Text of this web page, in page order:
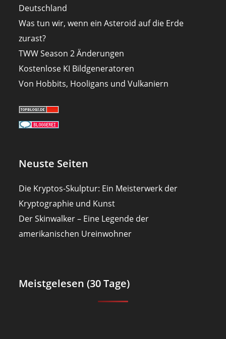
Deutschland
Was tun wir, wenn ein Asteroid auf die Erde
zurast?
TWW Season 2 Änderungen
Kostenlose KI Bildgeneratoren
Von Hobbits, Hooligans und Vulkaniern
Neuste Seiten
Die Kryptos-Skulptur: Ein Meisterwerk der
Kryptographie und Kunst
Der Skinwalker – Eine Legende der
amerikanischen Ureinwohner
Meistgelesen (30 Tage)